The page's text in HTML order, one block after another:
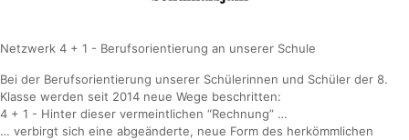
Netzwerk 4 + 1 - Berufsorientierung an unserer Schule
Bei der Berufsorientierung unserer Schülerinnen und Schüler der 8.
Klasse werden seit 2014 neue Wege beschritten:
4 + 1 - Hinter dieser vermeintlichen “Rechnung” …
… verbirgt sich eine abgeänderte, neue Form des herkömmlichen